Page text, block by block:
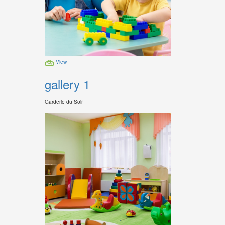
View
gallery 1
Garderie du Soir